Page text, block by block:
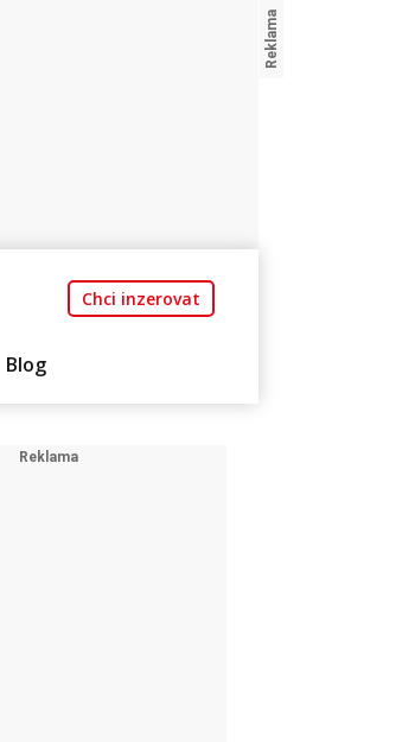
Chci inzerovat
Blog